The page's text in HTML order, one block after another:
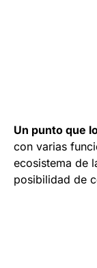
Un punto que
con varias
ecosistema de
posibilidad de